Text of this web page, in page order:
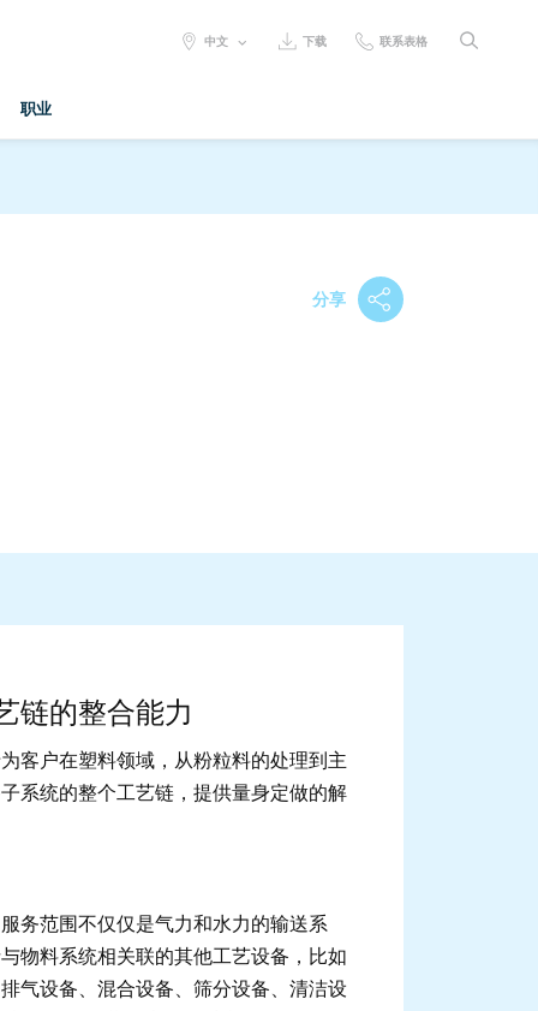
职业
SELECT
中文 下载 联系表格
分享
链的整合能力
客户在塑料领域，从粉粒料的处理到主
系统的整个工艺链，提供量身定做的解
务范围不仅仅是气力和水力的输送系
物料系统相关联的其他工艺设备，比如
气设备、混合设备、筛分设备、清洁设